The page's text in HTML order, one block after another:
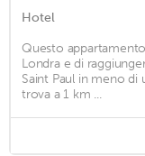
Hotel
Questo
Londra e di
Saint Paul in meno
trova a 1 km ...